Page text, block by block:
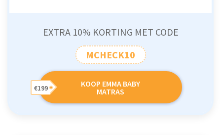
EXTRA 10% KORTING MET CODE
MCHECK10
KOOP EMMA BABY
MATRAS
€199